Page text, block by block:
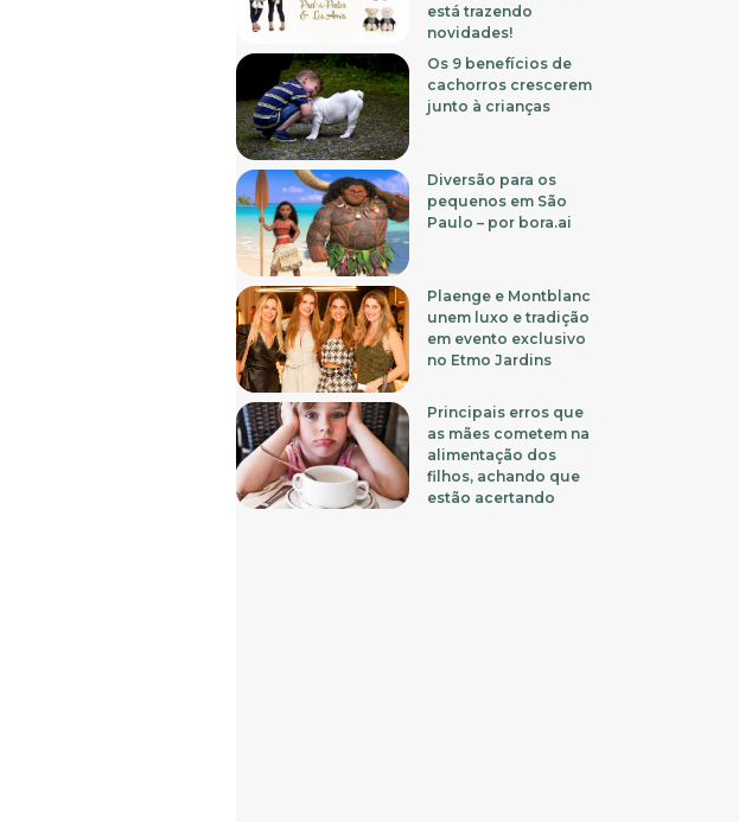
está trazendo
novidades!
Os 9 benefícios de
cachorros crescerem
junto à crianças
Diversão para os
pequenos em São
Paulo – por bora.ai
Plaenge e Montblanc
unem luxo e tradição
em evento exclusivo
no Etmo Jardins
Principais erros que
as mães cometem na
alimentação dos
filhos, achando que
estão acertando